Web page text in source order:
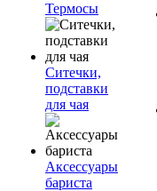
Термосы
Ситечки,
подставки
для чая
Аксессуары
бариста